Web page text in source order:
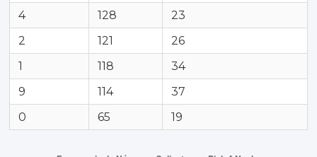
4
128
23
2
121
26
1
118
34
9
114
37
0
65 19